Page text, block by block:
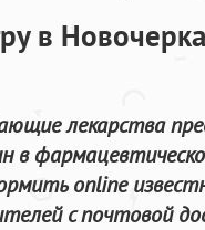
в
лекарства
в
online
с почтовой